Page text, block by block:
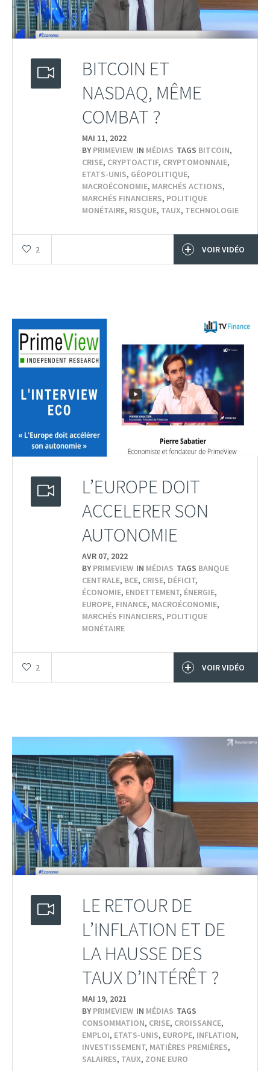
BITCOIN ET
NASDAQ, MÊME
COMBAT ?
MAI 11, 2022
BYPRIMEVIEW IN MÉDIAS TAGS BITCOIN,
CRISE, CRYPTOACTIF, CRYPTOMONNAIE,
ETATS-UNIS, GÉOPOLITIQUE,
MACROÉCONOMIE, MARCHÉS ACTIONS,
MARCHÉS FINANCIERS, POLITIQUE
MONÉTAIRE, RISQUE, TAUX, TECHNOLOGIE
2 VOIR VIDÉO
L’EUROPE DOIT
ACCELERER SON
AUTONOMIE
AVR 07, 2022
BYPRIMEVIEW IN MÉDIAS TAGS BANQUE
CENTRALE, BCE, CRISE, DÉFICIT,
ÉCONOMIE, ENDETTEMENT, ÉNERGIE,
EUROPE, FINANCE, MACROÉCONOMIE,
MARCHÉS FINANCIERS, POLITIQUE
MONÉTAIRE
2 VOIR VIDÉO
LE RETOUR DE
L’INFLATION ET DE
LA HAUSSE DES
TAUX D’INTÉRÊT ?
MAI 19, 2021
BYPRIMEVIEW IN MÉDIAS TAGS
CONSOMMATION, CRISE, CROISSANCE,
EMPLOI, ETATS-UNIS, EUROPE, INFLATION,
INVESTISSEMENT, MATIÈRES PREMIÈRES,
SALAIRES, TAUX, ZONE EURO